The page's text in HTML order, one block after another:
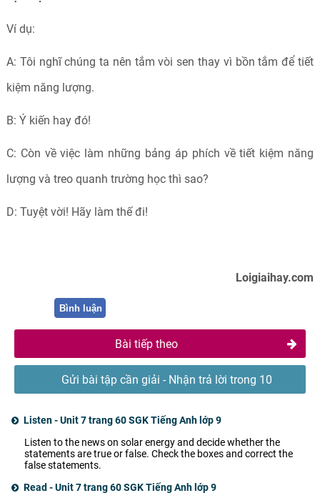
Ví dụ:
A: Tôi nghĩ chúng ta nên tắm vòi sen thay vì bồn tắm để tiết
kiệm năng lượng.
B: Ý kiến hay đó!
C: Còn về việc làm những bảng áp phích về tiết kiệm năng
lượng và treo quanh trường học thì sao?
D: Tuyệt vời! Hãy làm thế đi!
Loigiaihay.com
Bình luận
Bài tiếp theo
Gửi bài tập cần giải - Nhận trả lời trong 10
Listen - Unit 7 trang 60 SGK Tiếng Anh lớp 9
Listen to the news on solar energy and decide whether the
statements are true or false. Check the boxes and correct the
false statements.
Read - Unit 7 trang 60 SGK Tiếng Anh lớp 9